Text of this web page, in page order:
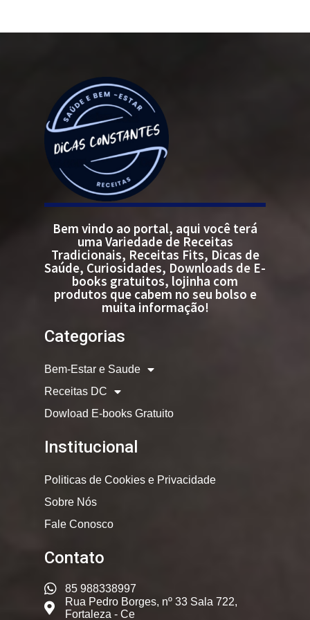
Bem vindo ao portal, aqui você terá
uma Variedade de Receitas
Tradicionais, Receitas Fits, Dicas de
Saúde, Curiosidades, Downloads de E-
books gratuitos, lojinha com
produtos que cabem no seu bolso e
muita informação!
Categorias
Bem-Estar e Saude
Receitas DC
Dowload E-books Gratuito
Institucional
Politicas de Cookies e Privacidade
Sobre Nós
Fale Conosco
Contato
85 988338997
Rua Pedro Borges, nº 33 Sala 722,
Fortaleza - Ce